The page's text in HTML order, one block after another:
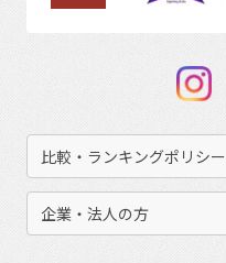
比較・ランキングポリシー
企業・法人の方